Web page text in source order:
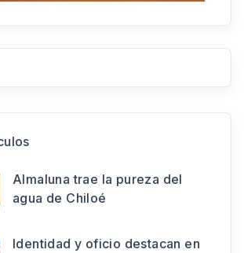
Almaluna trae la pureza del
agua de Chiloé
Identidad y oficio destacan en